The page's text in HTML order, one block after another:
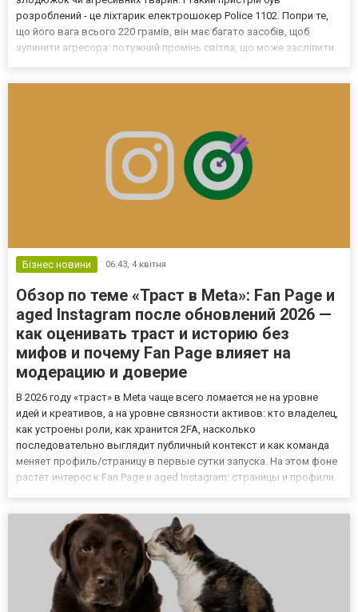
розроблений - це ліхтарик електрошокер Police 1102. Попри те,
що його вага всього 220 грамів, він має багато засобів, щоб
зупинити агресора: потужний промінь світла, що може засліпити
Бізнес новини 06:43, 4 квітня
Обзор по теме «Траст в Meta»: Fan Page и
aged Instagram после обновлений 2026 —
как оценивать траст и историю без
мифов и почему Fan Page влияет на
модерацию и доверие
В 2026 году «траст» в Meta чаще всего ломается не на уровне
идей и креативов, а на уровне связности активов: кто владелец,
как устроены роли, как хранится 2FA, насколько
последовательно выглядит публичный контекст и как команда
меняет профиль/страницу в первые сутки запуска. На этом фоне
растёт интерес к Fan Page и aged Instagram: страницы и профили